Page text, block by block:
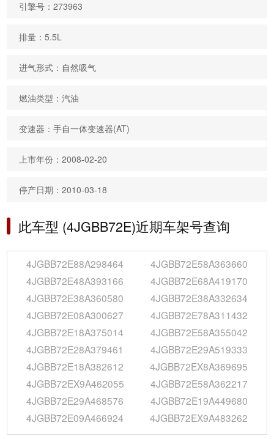
个性化私人定制
关于我们
引擎号：273963
排量：5.5L
进气形式：自然吸气
燃油类型：汽油
变速器：手自一体变速器(AT)
上市年份：2008-02-20
停产日期：2010-03-18
此车型 (4JGBB72E)近期车架号查询
4JGBB72E88A298464
4JGBB72E58A363660
4JGBB72E48A393166
4JGBB72E68A419170
4JGBB72E38A360580
4JGBB72E38A332634
4JGBB72E08A300627
4JGBB72E78A311432
4JGBB72E18A375014
4JGBB72E58A355042
4JGBB72E28A379461
4JGBB72E29A519333
4JGBB72E18A382612
4JGBB72EX8A369695
4JGBB72EX9A462055
4JGBB72E58A362217
4JGBB72E29A468576
4JGBB72E19A449680
4JGBB72E09A466924
4JGBB72EX9A483262